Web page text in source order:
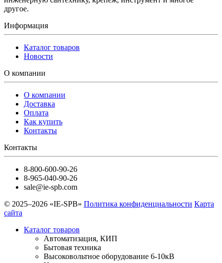
другое.
Информация
Каталог товаров
Новости
О компании
О компании
Доставка
Оплата
Как купить
Контакты
Контакты
8-800-600-90-26
8-965-040-90-26
sale@ie-spb.com
© 2025–2026 «IE-SPB» Политика конфиденциальности Карта
сайта
Каталог товаров
Автоматизация, КИП
Бытовая техника
Высоковольтное оборудование 6-10кВ